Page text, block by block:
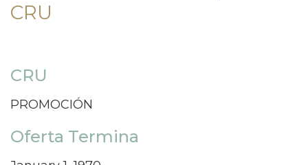
CRU
CRU
PROMOCIÓN
Oferta Termina